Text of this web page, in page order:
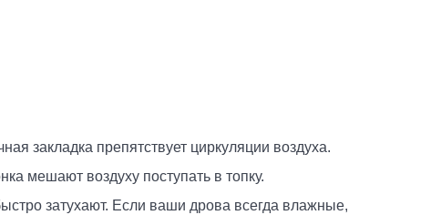
закладка препятствует циркуляции воздуха.
мешают воздуху поступать в топку.
затухают. Если ваши дрова всегда влажные,